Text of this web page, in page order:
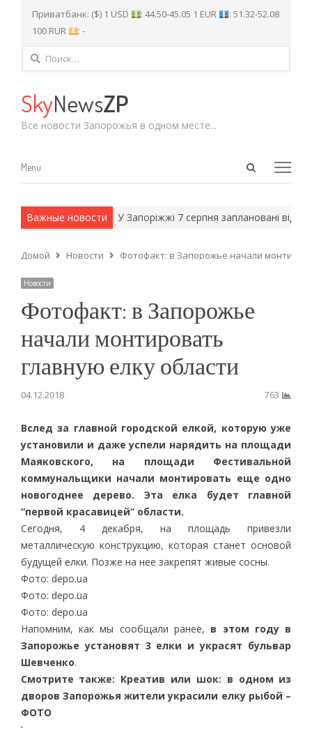
Приватбанк: ($) 1 USD : 44.50-45.05 1 EUR
: 51.32-52.08
100 RUR
: -
Найти:
SkyNewsZP
Все новости Запорожья в одном месте...
Open
Menu
Menu
Важные новости
армейские методы. У Запоріжжі 7 серпня заплановані
Домой Новости Фотофакт: в Запорожье начали
Новости
Фотофакт: в Запорожье
начали монтировать
главную елку области
04.12.2018 763
Вслед за главной городской елкой, которую уже
установили и даже успели нарядить на площади
Маяковского, на площади Фестивальной
коммунальщики начали монтировать еще одно
новогоднее дерево. Эта елка будет главной
“первой красавицей” области.
Сегодня, 4 декабря, на площадь привезли
металлическую конструкцию, которая станет основой
будущей елки. Позже на нее закрепят живые сосны.
Фото: depo.ua
Фото: depo.ua
Фото: depo.ua
Напомним, как мы сообщали ранее, в этом году в
Запорожье установят 3 елки и украсят бульвар
Шевченко.
Смотрите также: Креатив или шок: в одном из
дворов Запорожья жители украсили елку рыбой –
ФОТО
‘